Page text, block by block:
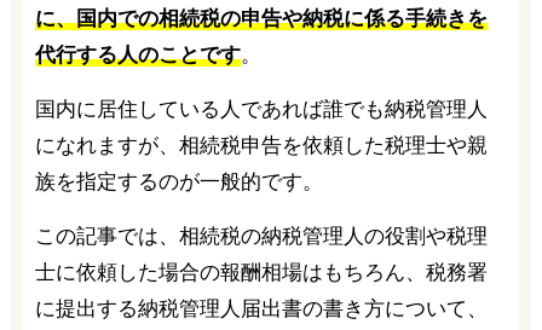
に、国内での相続税の申告や納税に係る手続きを
代行する人のことです。
国内に居住している人であれば誰でも納税管理人
になれますが、相続税申告を依頼した税理士や親
族を指定するのが一般的です。
この記事では、相続税の納税管理人の役割や税理
士に依頼した場合の報酬相場はもちろん、税務署
に提出する納税管理人届出書の書き方について、